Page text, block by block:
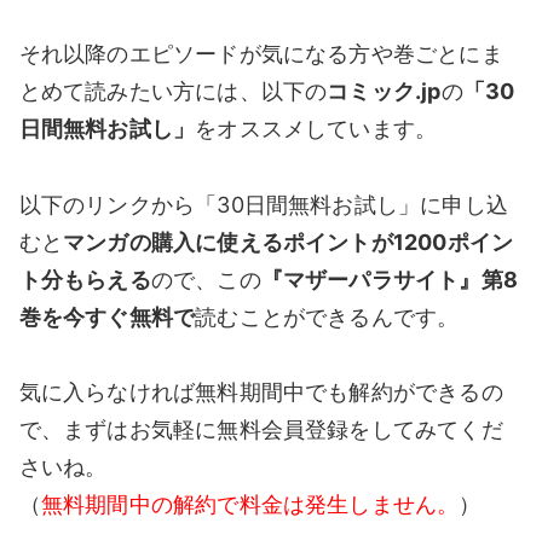
それ以降のエピソードが気になる方や巻ごとにま
とめて読みたい方には、以下のコミック.jpの「30
日間無料お試し」 をオススメしています。
以下のリンクから「30日間無料お試し」に申し込
むと マンガの購入に使えるポイントが1200ポイン
ト分もらえるので、この『マザーパラサイト』第8
巻を今すぐ無料で読むことができるんです。
気に入らなければ無料期間中でも解約ができるの
で、まずはお気軽に無料会員登録をしてみてくだ
さいね。
（無料期間中の解約で料金は発生しません。 ）